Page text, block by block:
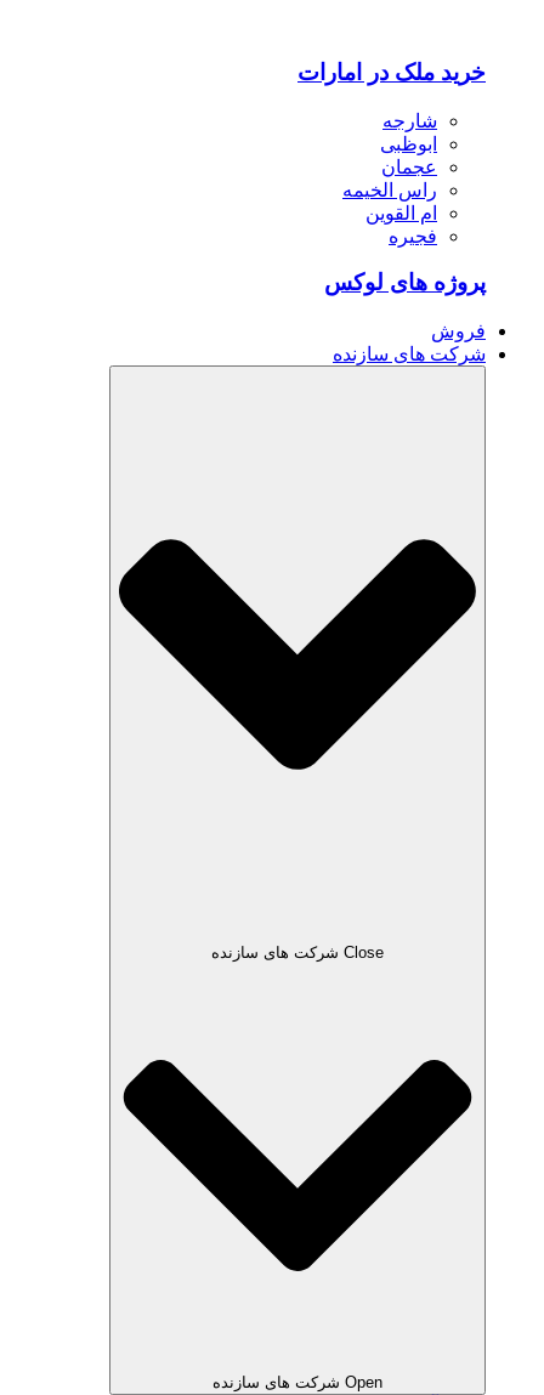
خرید ملک در امارات
شارجه
ابوظبی
عجمان
راس الخیمه
ام القوین
فجیره
پروژه های لوکس
فروش
شرکت های سازنده
Close شرکت های سازنده
Open شرکت های سازنده